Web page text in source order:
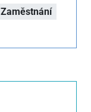
Zaměstnání